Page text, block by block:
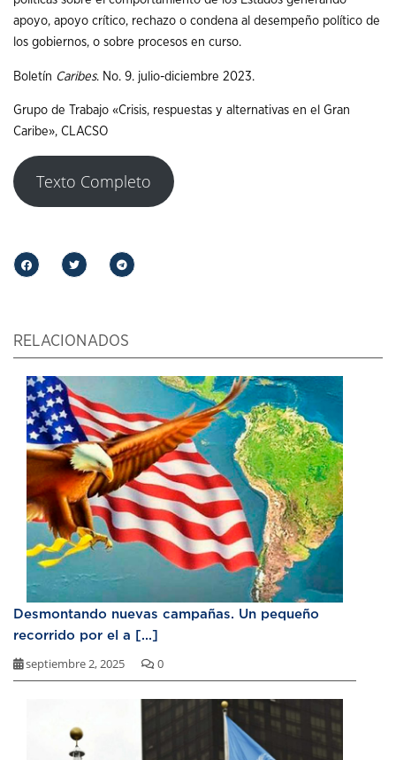
apoyo, apoyo crítico, rechazo o condena al desempeño político de
los gobiernos, o sobre procesos en curso.
Boletín Caribes. No. 9. julio-diciembre 2023.
Grupo de Trabajo «Crisis, respuestas y alternativas en el Gran
Caribe», CLACSO
Texto Completo
RELACIONADOS
Desmontando nuevas campañas. Un pequeño
recorrido por el a [...]
septiembre 2, 2025 0